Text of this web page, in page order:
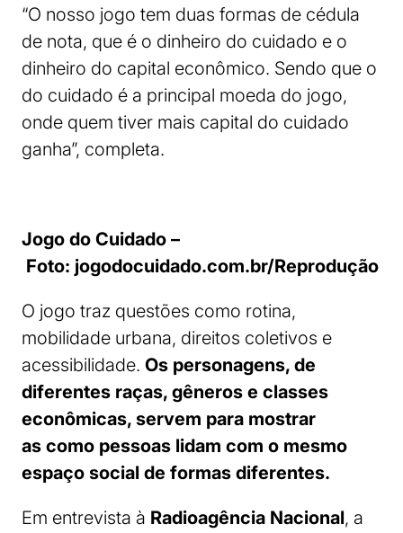
“O nosso jogo tem duas formas de cédula
de nota, que é o dinheiro do cuidado e o
dinheiro do capital econômico. Sendo que o
do cuidado é a principal moeda do jogo,
onde quem tiver mais capital do cuidado
ganha”, completa.
Jogo do Cuidado –
Foto: jogodocuidado.com.br/Reprodução
O jogo traz questões como rotina,
mobilidade urbana, direitos coletivos e
acessibilidade. Os personagens, de
diferentes raças, gêneros e classes
econômicas, servem para mostrar
as como pessoas lidam com o mesmo
espaço social de formas diferentes.
Em entrevista à Radioagência Nacional, a